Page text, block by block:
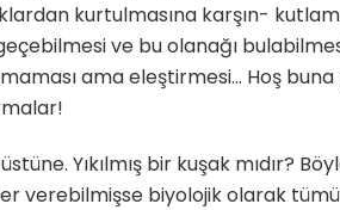
kurtulmasına karşın-
ve bu olanağı
ama eleştirmesi… Hoş
Yıkılmış bir kuşak mıdır?
biyolojik olarak tümü